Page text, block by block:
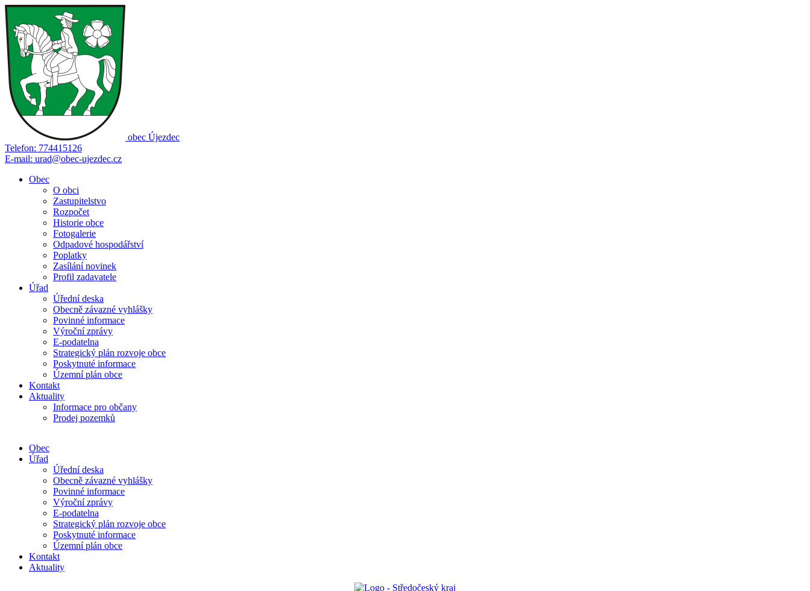
obec Újezdec
Telefon: 774415126
E-mail: urad@obec-ujezdec.cz
Obec
O obci
Zastupitelstvo
Rozpočet
Historie obce
Fotogalerie
Odpadové hospodářství
Poplatky
Zasílání novinek
Profil zadavatele
Úřad
Úřední deska
Obecně závazné vyhlášky
Povinné informace
Výroční zprávy
E-podatelna
Strategický plán rozvoje obce
Poskytnuté informace
Územní plán obce
Kontakt
Aktuality
Informace pro občany
Prodej pozemků
Obec
Úřad
Úřední deska
Obecně závazné vyhlášky
Povinné informace
Výroční zprávy
E-podatelna
Strategický plán rozvoje obce
Poskytnuté informace
Územní plán obce
Kontakt
Aktuality